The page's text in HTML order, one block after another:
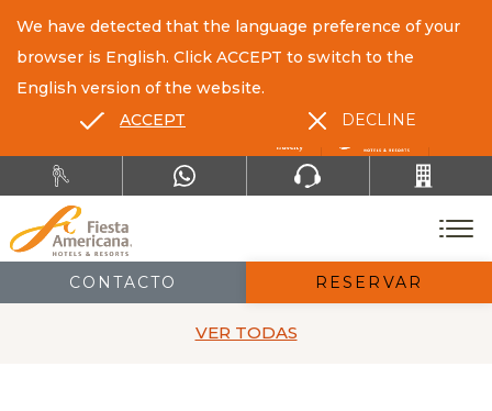
CONTACTO RESERVAR
We have detected that the language preference of your
browser is English. Click ACCEPT to switch to the
English version of the website.
ACCEPT
DECLINE
VER TODAS